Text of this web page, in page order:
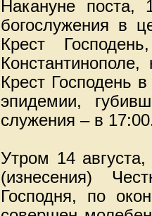
Накануне поста,
богослужения в
Крест
Крест Господень
эпидемии,
служения – в
Утром 14
(изнесения)
Господня, по